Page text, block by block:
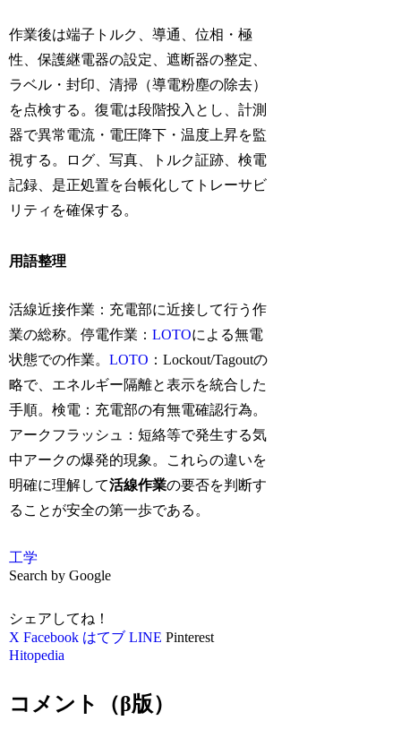
作業後は端子トルク、導通、位相・極
性、保護継電器の設定、遮断器の整定、
ラベル・封印、清掃（導電粉塵の除去）
を点検する。復電は段階投入とし、計測
器で異常電流・電圧降下・温度上昇を監
視する。ログ、写真、トルク証跡、検電
記録、是正処置を台帳化してトレーサビ
リティを確保する。
用語整理
活線近接作業：充電部に近接して行う作
業の総称。停電作業：LOTOによる無電
状態での作業。LOTO ：Lockout/Tagoutの
略で、エネルギー隔離と表示を統合した
手順。検電：充電部の有無電確認行為。
アークフラッシュ：短絡等で発生する気
中アークの爆発的現象。これらの違いを
明確に理解して活線作業の要否を判断す
ることが安全の第一歩である。
工学
Search by Google
シェアしてね！
X Facebook はてブ LINE Pinterest
Hitopedia
コメント（β版）